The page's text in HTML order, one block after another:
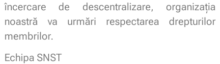
încercare de descentralizare, organizația
noastră va urmări respectarea drepturilor
membrilor.
Echipa SNST